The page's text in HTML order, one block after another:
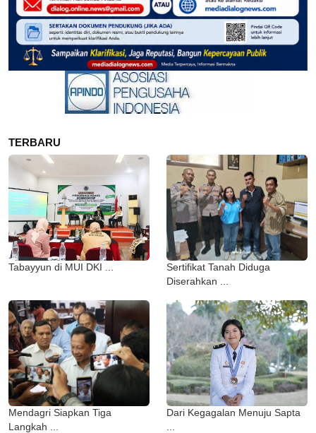
TERBARU
Tabayyun di MUI DKI ...
Sertifikat Tanah Diduga
Diserahkan ...
Mendagri Siapkan Tiga
Langkah ...
Dari Kegagalan Menuju Sapta